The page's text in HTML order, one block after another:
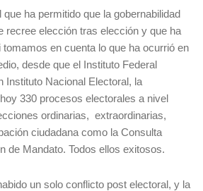
ha permitido que la gobernabilidad
recree elección tras elección y que ha
en cuenta lo que ha ocurrió en
desde que el Instituto Federal
Instituto Nacional Electoral, la
330 procesos electorales a nivel
ordinarias, extraordinarias,
ciudadana como la Consulta
de Mandato. Todos ellos exitosos.
un solo conflicto post electoral, y la